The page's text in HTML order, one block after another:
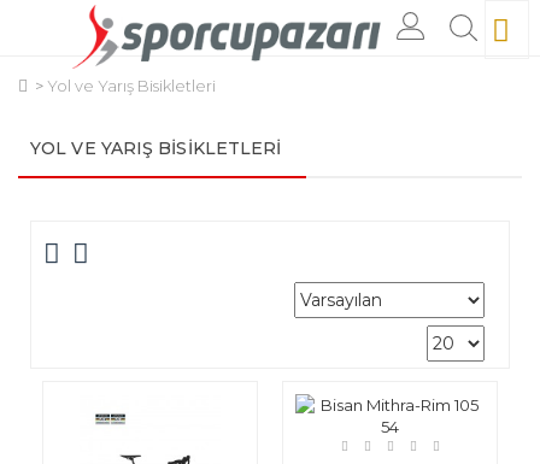
Yol ve Yarış Bisikletleri
YOL VE YARIŞ BISIKLETLERI